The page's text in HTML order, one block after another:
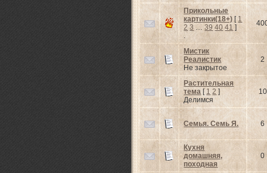
Прикольные
картинки(18+) [1
2 3 …39 40 41 ]
.
Мистик
Реалистик
Не закрытое
2
Растительная
тема [ 1 2 ]
Делимся
10
Семья. Семь Я. 6
Кухня
домашняя,
походная
0